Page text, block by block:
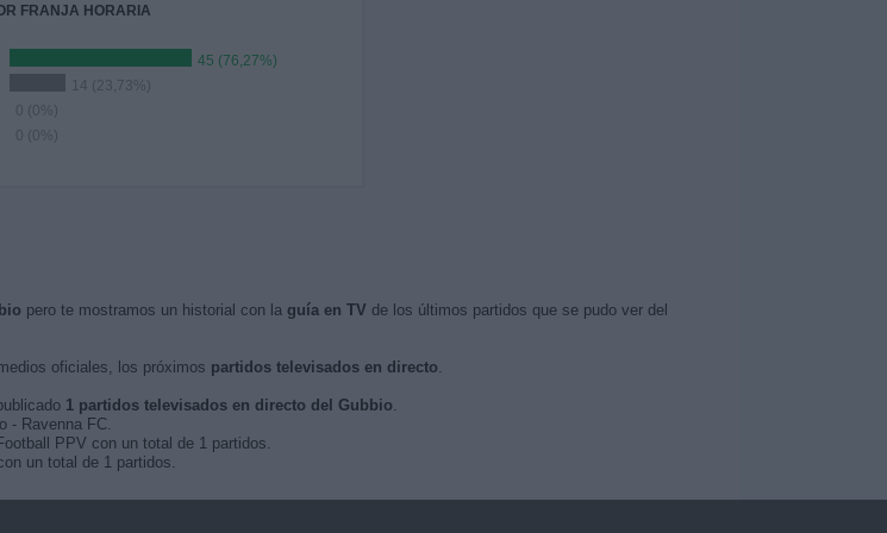
FRANJA HORARIA
45 (76,27%)
14 (23,73%)
0 (0%)
0 (0%)
pero te mostramos un historial con la guía en TV de los últimos partidos que se pudo ver del
oficiales, los próximos partidos televisados en directo.
1 partidos televisados en directo del Gubbio.
- Ravenna FC.
PPV con un total de 1 partidos.
un total de 1 partidos.